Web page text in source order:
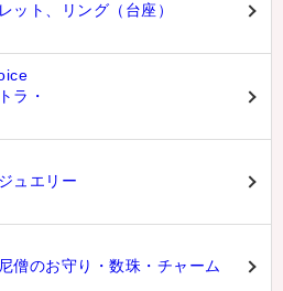
ット、リング（台座）
ラ・
ュエリー
僧のお守り・数珠・チャーム